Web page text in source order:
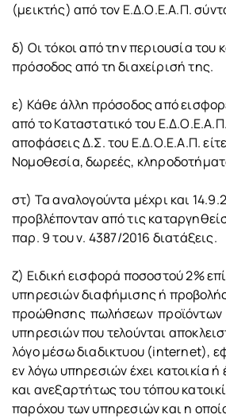
(μεικτής) από τον Ε.Δ.Ο.Ε.Α.Π.
δ) Οι τόκοι από την περιουσία του
πρόσοδος από τη διαχείρισή της.
ε) Κάθε άλλη πρόσοδος από
από το Καταστατικό του
αποφάσεις Δ.Σ. του Ε.Δ.Ο.Ε.Α.Π.
Νομοθεσία, δωρεές,
στ) Τα αναλογούντα μέχρι και
προβλέπονταν από τις
παρ. 9 του ν. 4387/2016 διατάξεις.
ζ) Ειδική εισφορά ποσοστού 2%
υπηρεσιών διαφήμισης ή προβολής
προώθησης πωλήσεων
υπηρεσιών που τελούνται
λόγο μέσω διαδικτυου (internet),
εν λόγω υπηρεσιών έχει κατοικία
και ανεξαρτήτως του τόπου
παρόχου των υπηρεσιών και η